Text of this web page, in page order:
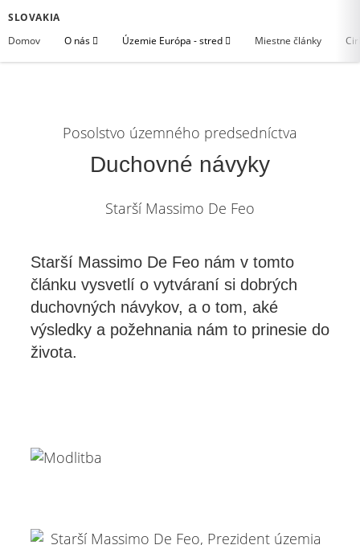
SLOVAKIA
Domov
O nás Územie Európa - stred Miestne články
Posolstvo územného predsedníctva
Duchovné návyky
Starší Massimo De Feo
Starší Massimo De Feo nám v tomto
článku vysvetlí o vytváraní si dobrých
duchovných návykov, a o tom, aké
výsledky a požehnania nám to prinesie do
života.